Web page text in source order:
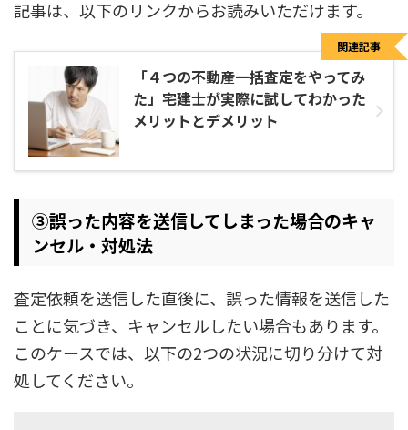
記事は、以下のリンクからお読みいただけます。
「４つの不動産一括査定をやってみ
た」宅建士が実際に試してわかった
メリットとデメリット
関連記事
③誤った内容を送信してしまった場合のキャ
ンセル・対処法
査定依頼を送信した直後に、誤った情報を送信した
ことに気づき、キャンセルしたい場合もあります。
このケースでは、以下の2つの状況に切り分けて対
処してください。